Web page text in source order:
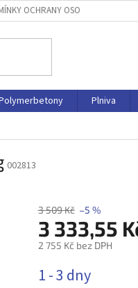
OCHRANY OSOBNÍCH ÚDAJŮ
Plniva
002813
3 509 Kč –5 %
3 333,55
2 755 Kč bez DPH
cena:
1 - 3 dny